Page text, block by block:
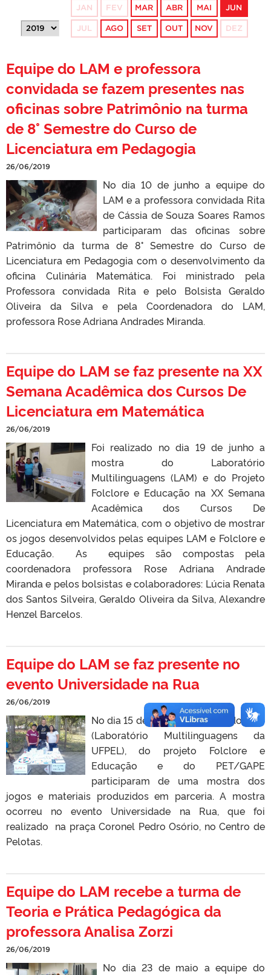
JAN FEV MAR ABR MAI JUN
JUL AGO SET OUT NOV DEZ
Equipe do LAM e professora
convidada se fazem presentes nas
oficinas sobre Patrimônio na turma
de 8° Semestre do Curso de
Licenciatura em Pedagogia
26/06/2019
No dia 10 de junho a equipe do
LAM e a professora convidada Rita
de Cássia de Souza Soares Ramos
participaram das oficinas sobre
Patrimônio da turma de 8° Semestre do Curso de
Licenciatura em Pedagogia com o desenvolvimento da
oficina Culinária Matemática. Foi ministrado pela
Professora convidada Rita e pelo Bolsista Geraldo
Oliveira da Silva e pela Coordenadora do LAM,
professora Rose Adriana Andrades Miranda.
Equipe do LAM se faz presente na XX
Semana Acadêmica dos Cursos De
Licenciatura em Matemática
26/06/2019
Foi realizado no dia 19 de junho a
mostra do Laboratório
Multilinguagens (LAM) e do Projeto
Folclore e Educação na XX Semana
Acadêmica dos Cursos De
Licenciatura em Matemática, com o objetivo de mostrar
os jogos desenvolvidos pelas equipes LAM e Folclore e
Educação. As equipes são compostas pela
coordenadora professora Rose Adriana Andrade
Miranda e pelos bolsistas e colaboradores: Lúcia Renata
dos Santos Silveira, Geraldo Oliveira da Silva, Alexandre
Henzel Barcelos.
Equipe do LAM se faz presente no
evento Universidade na Rua
26/06/2019
No dia 15 de junho as equipes do LAM
(Laboratório Multilinguagens da
UFPEL), do projeto Folclore e
Educação e do PET/GAPE
participaram de uma mostra dos
jogos e materiais produzidos em parceria. A mostra
ocorreu no evento Universidade na Rua, que foi
realizado na praça Coronel Pedro Osório, no Centro de
Pelotas.
Equipe do LAM recebe a turma de
Teoria e Prática Pedagógica da
professora Analisa Zorzi
26/06/2019
No dia 23 de maio a equipe do